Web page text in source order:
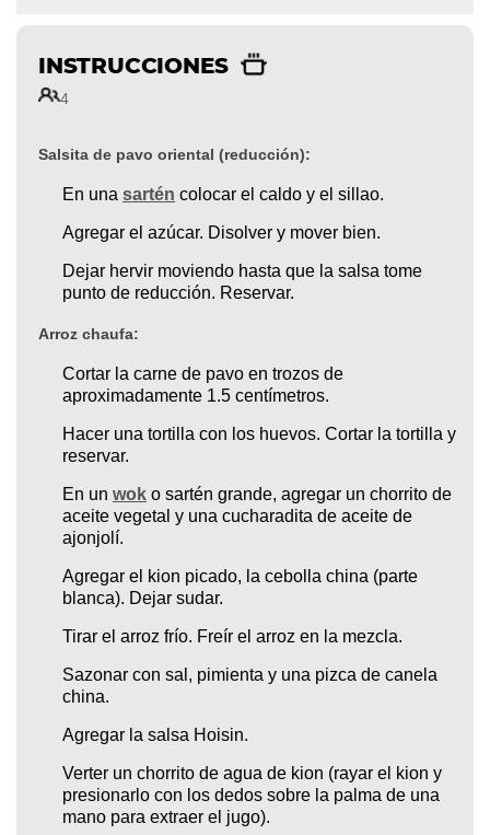
INSTRUCCIONES
4
Salsita de pavo oriental (reducción):
En una sartén colocar el caldo y el sillao.
Agregar el azúcar. Disolver y mover bien.
Dejar hervir moviendo hasta que la salsa tome
punto de reducción. Reservar.
Arroz chaufa:
Cortar la carne de pavo en trozos de
aproximadamente 1.5 centímetros.
Hacer una tortilla con los huevos. Cortar la tortilla y
reservar.
En un wok o sartén grande, agregar un chorrito de
aceite vegetal y una cucharadita de aceite de
ajonjolí.
Agregar el kion picado, la cebolla china (parte
blanca). Dejar sudar.
Tirar el arroz frío. Freír el arroz en la mezcla.
Sazonar con sal, pimienta y una pizca de canela
china.
Agregar la salsa Hoisin.
Verter un chorrito de agua de kion (rayar el kion y
presionarlo con los dedos sobre la palma de una
mano para extraer el jugo).